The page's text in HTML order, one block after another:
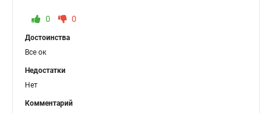
0 0
Достоинства
Все ок
Недостатки
Нет
Комментарий